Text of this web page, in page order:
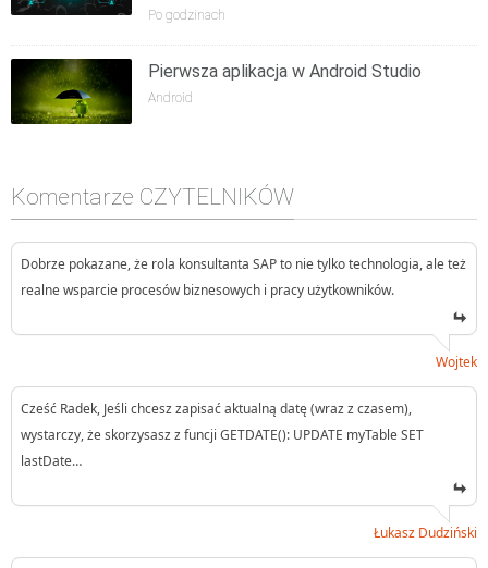
Po godzinach
Pierwsza aplikacja w Android Studio
Android
Komentarze CZYTELNIKÓW
Dobrze pokazane, że rola konsultanta SAP to nie tylko technologia, ale też
realne wsparcie procesów biznesowych i pracy użytkowników.
Wojtek
Cześć Radek, Jeśli chcesz zapisać aktualną datę (wraz z czasem),
wystarczy, że skorzysasz z funcji GETDATE(): UPDATE myTable SET
lastDate…
Łukasz Dudziński